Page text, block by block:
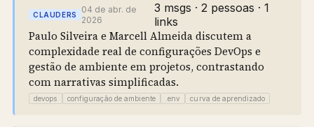
CLAUDERS
04 de abr. de
2026
3 msgs · 2 pessoas · 1
links
Paulo Silveira e Marcell Almeida discutem a
complexidade real de configurações DevOps e
gestão de ambiente em projetos, contrastando
com narrativas simplificadas.
devops configuração de ambiente .env curva de aprendizado